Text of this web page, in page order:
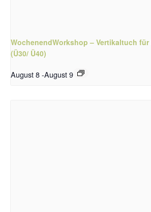
WochenendWorkshop – Vertikaltuch für
(Ü30/ Ü40)
August 8-August 9